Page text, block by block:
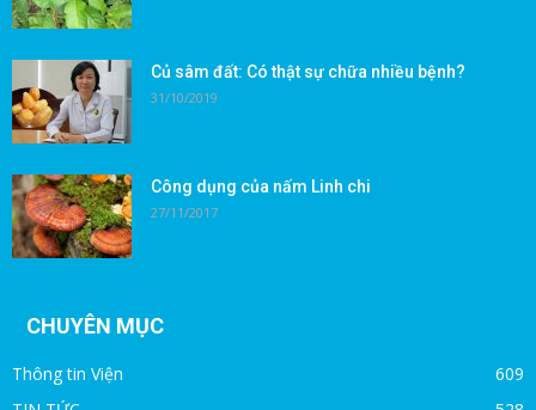
Củ sâm đất: Có thật sự chữa nhiều bệnh?
31/10/2019
Công dụng của nấm Linh chi
27/11/2017
CHUYÊN MỤC
Thông tin Viện
609